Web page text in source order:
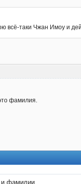
всё-таки Чжан Имоу и
фамилия.
фамилии.